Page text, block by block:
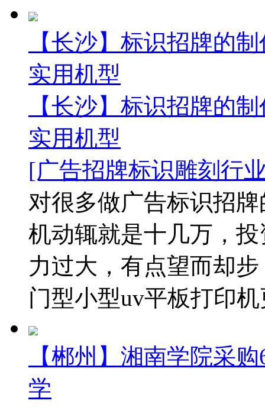
【长沙】标识招牌的
实用机型
【长沙】标识招牌的
实用机型
[广告招牌标识雕刻行
对很多做广告标识招
机动辄就是十几万，
力过大，有点望而却
门型小型uv平板打印
【郴州】湘南学院采
学